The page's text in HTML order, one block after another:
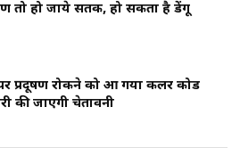
तो हो जाये सतर्क, हो सकता है डेंगू
प्रदूषण रोकने को आ गया कलर कोड
की जाएगी चेतावनी